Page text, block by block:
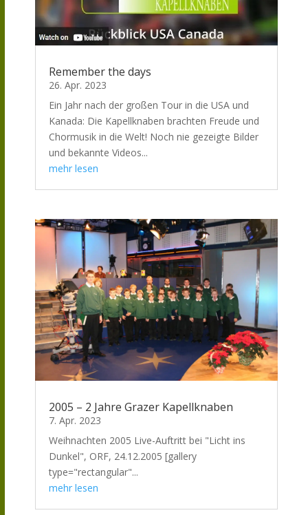
Remember the days
26. Apr. 2023
Ein Jahr nach der großen Tour in die USA und
Kanada: Die Kapellknaben brachten Freude und
Chormusik in die Welt! Noch nie gezeigte Bilder
und bekannte Videos...
mehr lesen
2005 – 2 Jahre Grazer Kapellknaben
7. Apr. 2023
Weihnachten 2005 Live-Auftritt bei "Licht ins
Dunkel", ORF, 24.12.2005 [gallery
type="rectangular"...
mehr lesen